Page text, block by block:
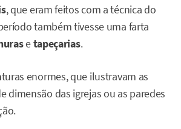
, que eram feitos com a técnica do
também tivesse uma farta
etapeçarias.
enormes, que ilustravam as
dimensão das igrejas ou as paredes